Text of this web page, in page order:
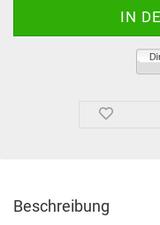
Beschreibung